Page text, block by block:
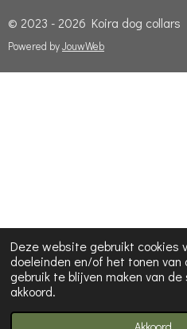
Deze website gebruikt cookies
doeleinden en/of het tonen
gebruik te blijven maken van
akkoord.
© 2023 - 2026 Koira dog collars
Powered byJouwWeb